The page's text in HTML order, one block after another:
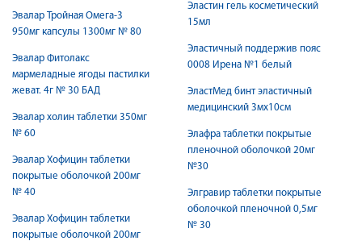
Эвалар Тройная Омега-3
950мг капсулы 1300мг № 80
Эвалар Фитолакс
мармеладные ягоды пастилки
жеват. 4г № 30 БАД
Эвалар холин таблетки 350мг
№ 60
Эвалар Хофицин таблетки
покрытые оболочкой 200мг
№ 40
Эвалар Хофицин таблетки
покрытые оболочкой 200мг
Эластин гель косметический
15мл
Эластичный поддержив пояс
0008 Ирена №1 белый
ЭластМед бинт эластичный
медицинский 3мх10см
Элафра таблетки покрытые
пленочной оболочкой 20мг
№30
Элгравир таблетки покрытые
оболочкой пленочной 0,5мг
№ 30